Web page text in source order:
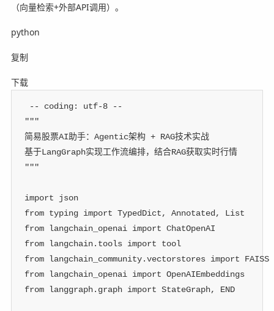
（向量检索+外部API调用）。
python
复制
下载
-- coding: utf-8 --
"""
简易股票AI助手：Agentic架构 + RAG技术实战
基于LangGraph实现工作流编排，结合RAG获取实时行情
"""
import json
from typing import TypedDict, Annotated ,
List
from langchain_openai import ChatOpenAI
from langchain. tools import tool
from langchain_community.vectorstores import FAISS
from langchain_openai import OpenAIEmbeddings
from langgraph. graph import StateGraph, END